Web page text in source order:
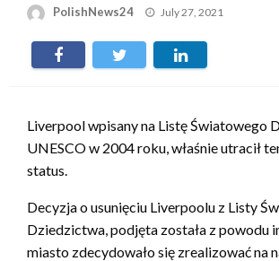
PolishNews24
Posted
July 27, 2021
Liverpool wpisany na Listę Światowego
UNESCO w 2004 roku, właśnie utracił
status.
Decyzja o usunięciu Liverpoolu z Listy
Dziedzictwa, podjęta została z powodu
miasto zdecydowało się zrealizować na